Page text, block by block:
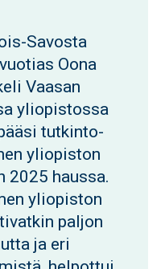
Savosta
Oona
Vaasan
yliopistossa
tutkinto-
yliopiston
2025 haussa.
yliopiston
paljon
ja eri